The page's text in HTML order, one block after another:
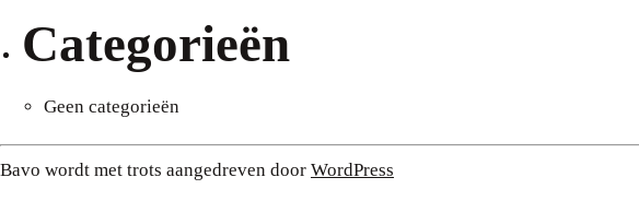
Categorieën
Geen categorieën
Bavo wordt met trots aangedreven door WordPress